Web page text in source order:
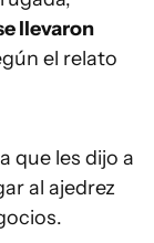
llevaron
el relato
que les dijo a
al ajedrez